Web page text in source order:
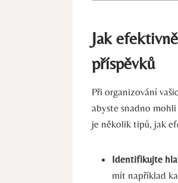
Jak
příspěvků
Při organizování
abyste snadno
je několik tipů, jak
Identifikujte
mít například